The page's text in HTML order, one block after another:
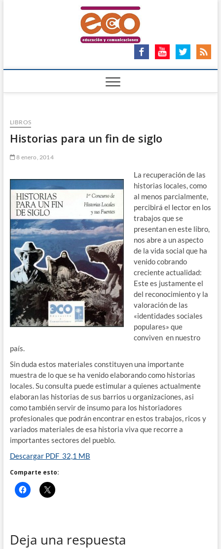
Ong
LIBROS
Historias para un fin de siglo
8 enero, 2014
La recuperación de las
historias locales, como
al menos parcialmente,
percibirá el lector en los
trabajos que se
presentan en este libro,
nos abre a un aspecto
de la vida social que ha
venido cobrando
creciente actualidad:
Este es justamente el
del reconocimiento y la
valoración de las
«identidades sociales
populares» que
conviven en nuestro
país.
Sin duda estos materiales constituyen una importante
muestra de lo que se ha venido elaborando como historias
locales. Su consulta puede estimular a quienes actualmente
elaboran las historias de sus barrios u organizaciones, asi
como también servir de insumo para los historiadores
profesionales que podrán encontrar en estos trabajos, ricos y
variados materiales de esa historia viva que recorre a
importantes sectores del pueblo.
Descargar PDF 32,1 MB
Comparte esto:
Deja una respuesta